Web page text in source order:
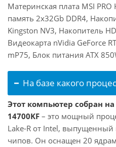
Материнская плата MSI
память 2x32Gb DDR4,
Kingston NV3, Накопитель
Видеокарта nVidia GeForce
mP75, Блок питания ATX
На базе какого
Этот компьютер собран
14700KF – это мощный
Lake-R от Intel, выпущенный
чипов. Он оснащен 20